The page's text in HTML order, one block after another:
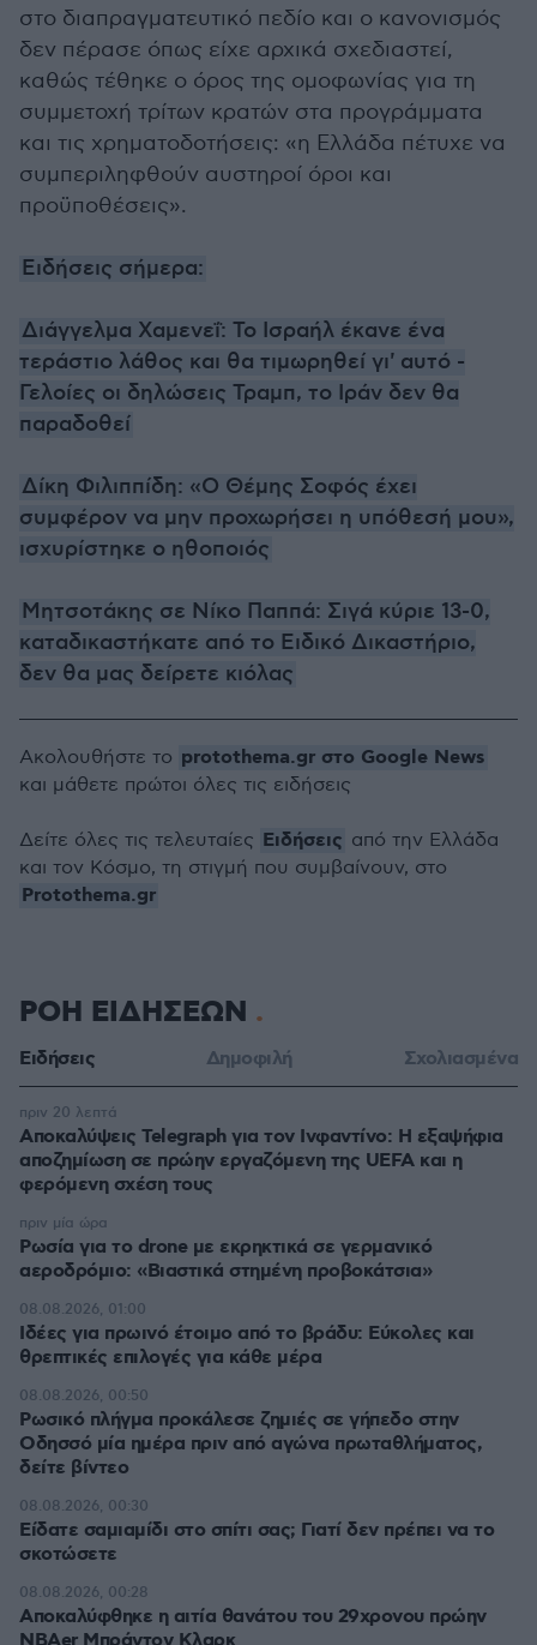
στο διαπραγματευτικό πεδίο και ο κανονισμός
δεν πέρασε όπως είχε αρχικά σχεδιαστεί,
καθώς τέθηκε ο όρος της ομοφωνίας για τη
συμμετοχή τρίτων κρατών στα προγράμματα
και τις χρηματοδοτήσεις: «η Ελλάδα πέτυχε να
συμπεριληφθούν αυστηροί όροι και
προϋποθέσεις».
Ειδήσεις σήμερα:
Διάγγελμα Χαμενεΐ: Το Ισραήλ έκανε ένα
τεράστιο λάθος και θα τιμωρηθεί γι' αυτό -
Γελοίες οι δηλώσεις Τραμπ, το Ιράν δεν θα
παραδοθεί
Δίκη Φιλιππίδη: «Ο Θέμης Σοφός έχει
συμφέρον να μην προχωρήσει η υπόθεσή μου»,
ισχυρίστηκε ο ηθοποιός
Μητσοτάκης σε Νίκο Παππά: Σιγά κύριε 13-0,
καταδικαστήκατε από το Ειδικό Δικαστήριο,
δεν θα μας δείρετε κιόλας
Ακολουθήστε το protothema.gr στο Google News
και μάθετε πρώτοι όλες τις ειδήσεις
Δείτε όλες τις τελευταίες Ειδήσεις από την Ελλάδα
και τον Κόσμο, τη στιγμή που συμβαίνουν, στο
Protothema.gr
ΡΟΗ ΕΙΔΗΣΕΩΝ
Ειδήσεις Δημοφιλή Σχολιασμένα
Αποκαλύψεις Telegraph για τον Ινφαντίνο: Η εξαψήφια
αποζημίωση σε πρώην εργαζόμενη της UEFA και η
φερόμενη σχέση τους
πριν 20 λεπτά
Ρωσία για το drone με εκρηκτικά σε γερμανικό
αεροδρόμιο: «Βιαστικά στημένη προβοκάτσια»
πριν μία ώρα
Ιδέες για πρωινό έτοιμο από το βράδυ: Εύκολες και
θρεπτικές επιλογές για κάθε μέρα
08.08.2026, 01:00
Ρωσικό πλήγμα προκάλεσε ζημιές σε γήπεδο στην
Οδησσό μία ημέρα πριν από αγώνα πρωταθλήματος,
δείτε βίντεο
08.08.2026, 00:50
Είδατε σαμιαμίδι στο σπίτι σας; Γιατί δεν πρέπει να το
σκοτώσετε
08.08.2026, 00:30
Αποκαλύφθηκε η αιτία θανάτου του 29χρονου πρώην
08.08.2026, 00:28